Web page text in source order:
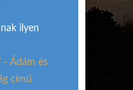
ilyen
- Ádám és
című